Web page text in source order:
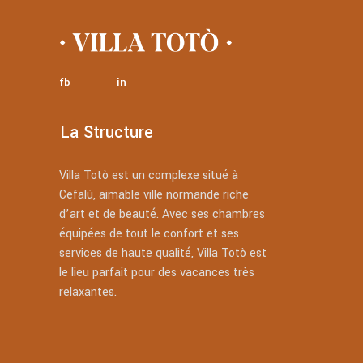
fb in
La Structure
Villa Totò est un complexe situé à
Cefalù, aimable ville normande riche
d’art et de beauté. Avec ses chambres
équipées de tout le confort et ses
services de haute qualité, Villa Totò est
le lieu parfait pour des vacances très
relaxantes.